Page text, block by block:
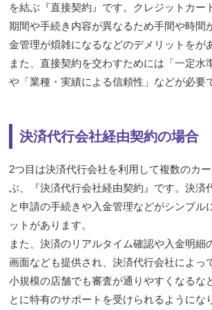
を結ぶ『直接契約』です。クレジットカー
期間や手続き内容が異なるため手間や時間
金管理が煩雑になるなどのデメリットをが
また、直接契約を交わすためには「一定水
や「業種・実績による信頼性」などが必要
決済代行会社経由契約の場合
2つ目は決済代行会社を利用して複数のカ
ぶ、『決済代行会社経由契約』です。決済
と申請の手続きや入金管理などがシンプル
ットがあります。
また、決済のリアルタイム確認や入金明細
画面なども提供され、決済代行会社によっ
小規模の店舗でも審査が通りやすくなるな
とに特有のサポートを受けられるようにな